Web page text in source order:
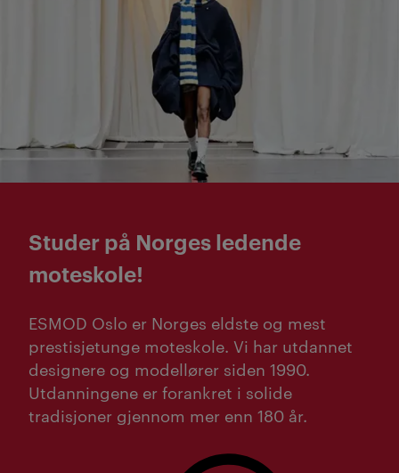
Studer på Norges ledende
moteskole!
ESMOD Oslo er Norges eldste og mest
prestisjetunge moteskole. Vi har utdannet
designere og modellører siden 1990.
Utdanningene er forankret i solide
tradisjoner gjennom mer enn 180 år.
Les mer om ESMOD Oslo!